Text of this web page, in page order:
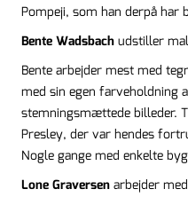
Pompeji, som han derpå har
Bente Wadsbach udstiller
Bente arbejder mest med
med sin egen farveholdning
stemningsmættede billeder.
Presley, der var hendes
Nogle gange med enkelte
Lone Graversen arbejder